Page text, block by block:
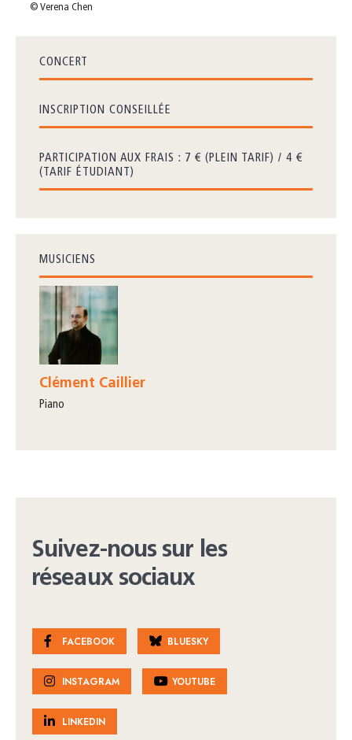
© Verena Chen
CONCERT
INSCRIPTION CONSEILLÉE
PARTICIPATION AUX FRAIS : 7 € (PLEIN TARIF) / 4 €
(TARIF ÉTUDIANT)
MUSICIENS
Clément Caillier
piano
Suivez-nous sur les
réseaux sociaux
FACEBOOK BLUESKY
INSTAGRAM YOUTUBE
LINKEDIN